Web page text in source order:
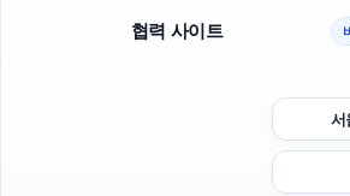
협력 사이트
서